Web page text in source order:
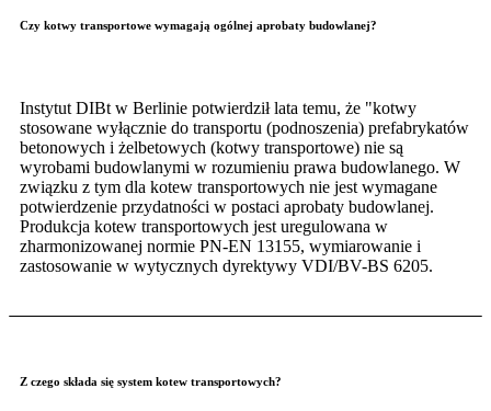
Czy kotwy transportowe wymagają ogólnej aprobaty budowlanej?
Instytut DIBt w Berlinie potwierdził lata temu, że "kotwy
stosowane wyłącznie do transportu (podnoszenia) prefabrykatów
betonowych i żelbetowych (kotwy transportowe) nie są
wyrobami budowlanymi w rozumieniu prawa budowlanego. W
związku z tym dla kotew transportowych nie jest wymagane
potwierdzenie przydatności w postaci aprobaty budowlanej.
Produkcja kotew transportowych jest uregulowana w
zharmonizowanej normie PN-EN 13155, wymiarowanie i
zastosowanie w wytycznych dyrektywy VDI/BV-BS 6205.
Z czego składa się system kotew transportowych?